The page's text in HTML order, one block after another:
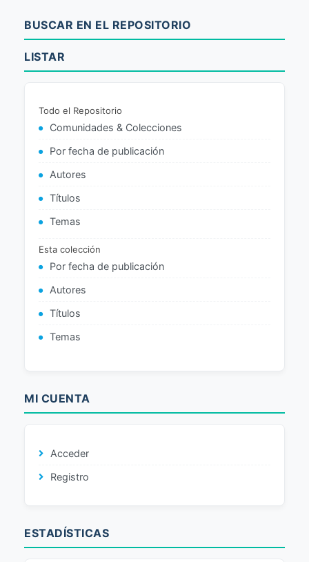
BUSCAR EN EL REPOSITORIO
LISTAR
Todo el Repositorio
Comunidades & Colecciones
Por fecha de publicación
Autores
Títulos
Temas
Esta colección
Por fecha de publicación
Autores
Títulos
Temas
MI CUENTA
Acceder
Registro
ESTADÍSTICAS